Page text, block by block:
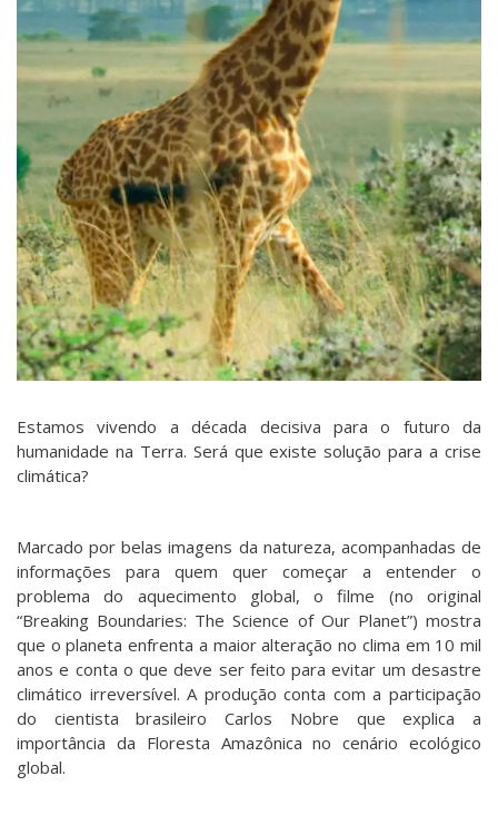
Estamos vivendo a década decisiva para o futuro da
humanidade na Terra. Será que existe solução para a crise
climática?
Marcado por belas imagens da natureza, acompanhadas de
informações para quem quer começar a entender o
problema do aquecimento global, o filme (no original
“Breaking Boundaries: The Science of Our Planet”) mostra
que o planeta enfrenta a maior alteração no clima em 10 mil
anos e conta o que deve ser feito para evitar um desastre
climático irreversível. A produção conta com a participação
do cientista brasileiro Carlos Nobre que explica a
importância da Floresta Amazônica no cenário ecológico
global.